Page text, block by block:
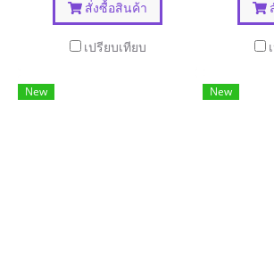
สั่งซื้อสินค้า
เปรียบเทียบ
New New